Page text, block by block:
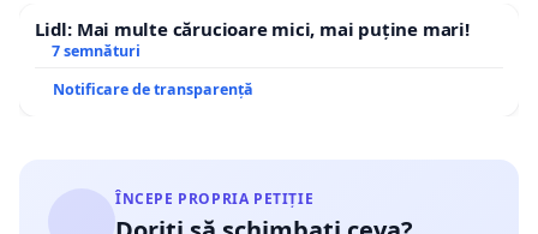
Lidl: Mai multe cărucioare mici, mai puține mari!
7 semnături
Notificare de transparență
ÎNCEPE PROPRIA PETIȚIE